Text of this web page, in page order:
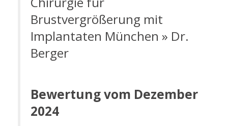
Bewertung vom Dezember
2024